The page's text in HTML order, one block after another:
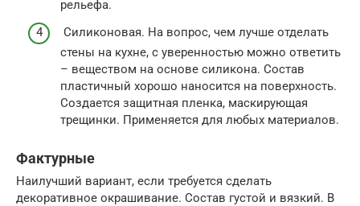
рельефа.
Силиконовая. На вопрос, чем лучше отделать
стены на кухне, с уверенностью можно ответить
– веществом на основе силикона. Состав
пластичный хорошо наносится на поверхность.
Создается защитная пленка, маскирующая
трещинки. Применяется для любых материалов.
Фактурные
Наилучший вариант, если требуется сделать
декоративное окрашивание. Состав густой и вязкий. В